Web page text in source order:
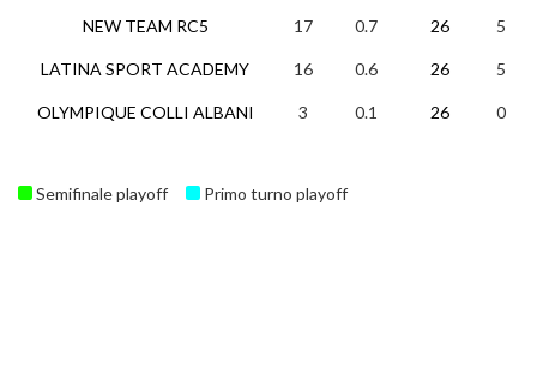
NEW TEAM RC5
LATINA SPORT ACADEMY
OLYMPIQUE COLLI ALBANI
17 0.7 26 5
16 0.6 26 5
3 0.1 26 0
Semifinale playoff Primo turno playoff